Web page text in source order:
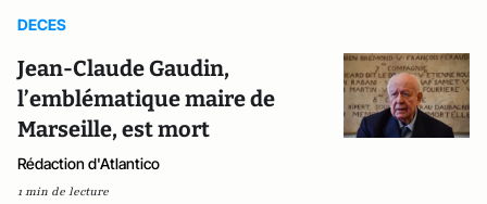
DECES
Jean-Claude Gaudin,
l’emblématique maire de
Marseille, est mort
Rédaction d'Atlantico
1 min de lecture